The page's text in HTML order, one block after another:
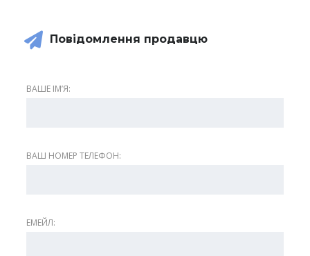
Повідомлення продавцю
ВАШЕ ІМʼЯ:
ВАШ НОМЕР ТЕЛЕФОН:
ЕМЕЙЛ: